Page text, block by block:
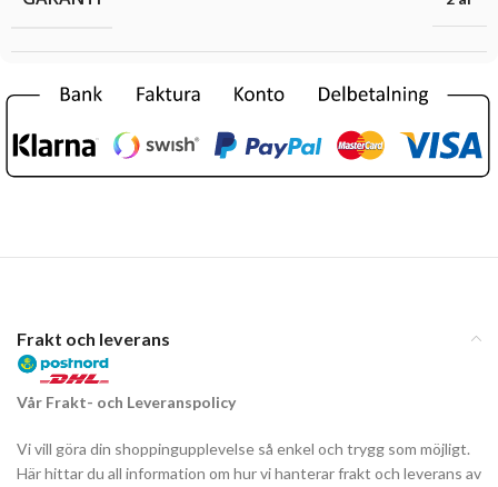
Frakt och leverans
Vår Frakt- och Leveranspolicy
Vi vill göra din shoppingupplevelse så enkel och trygg som möjligt.
Här hittar du all information om hur vi hanterar frakt och leverans av